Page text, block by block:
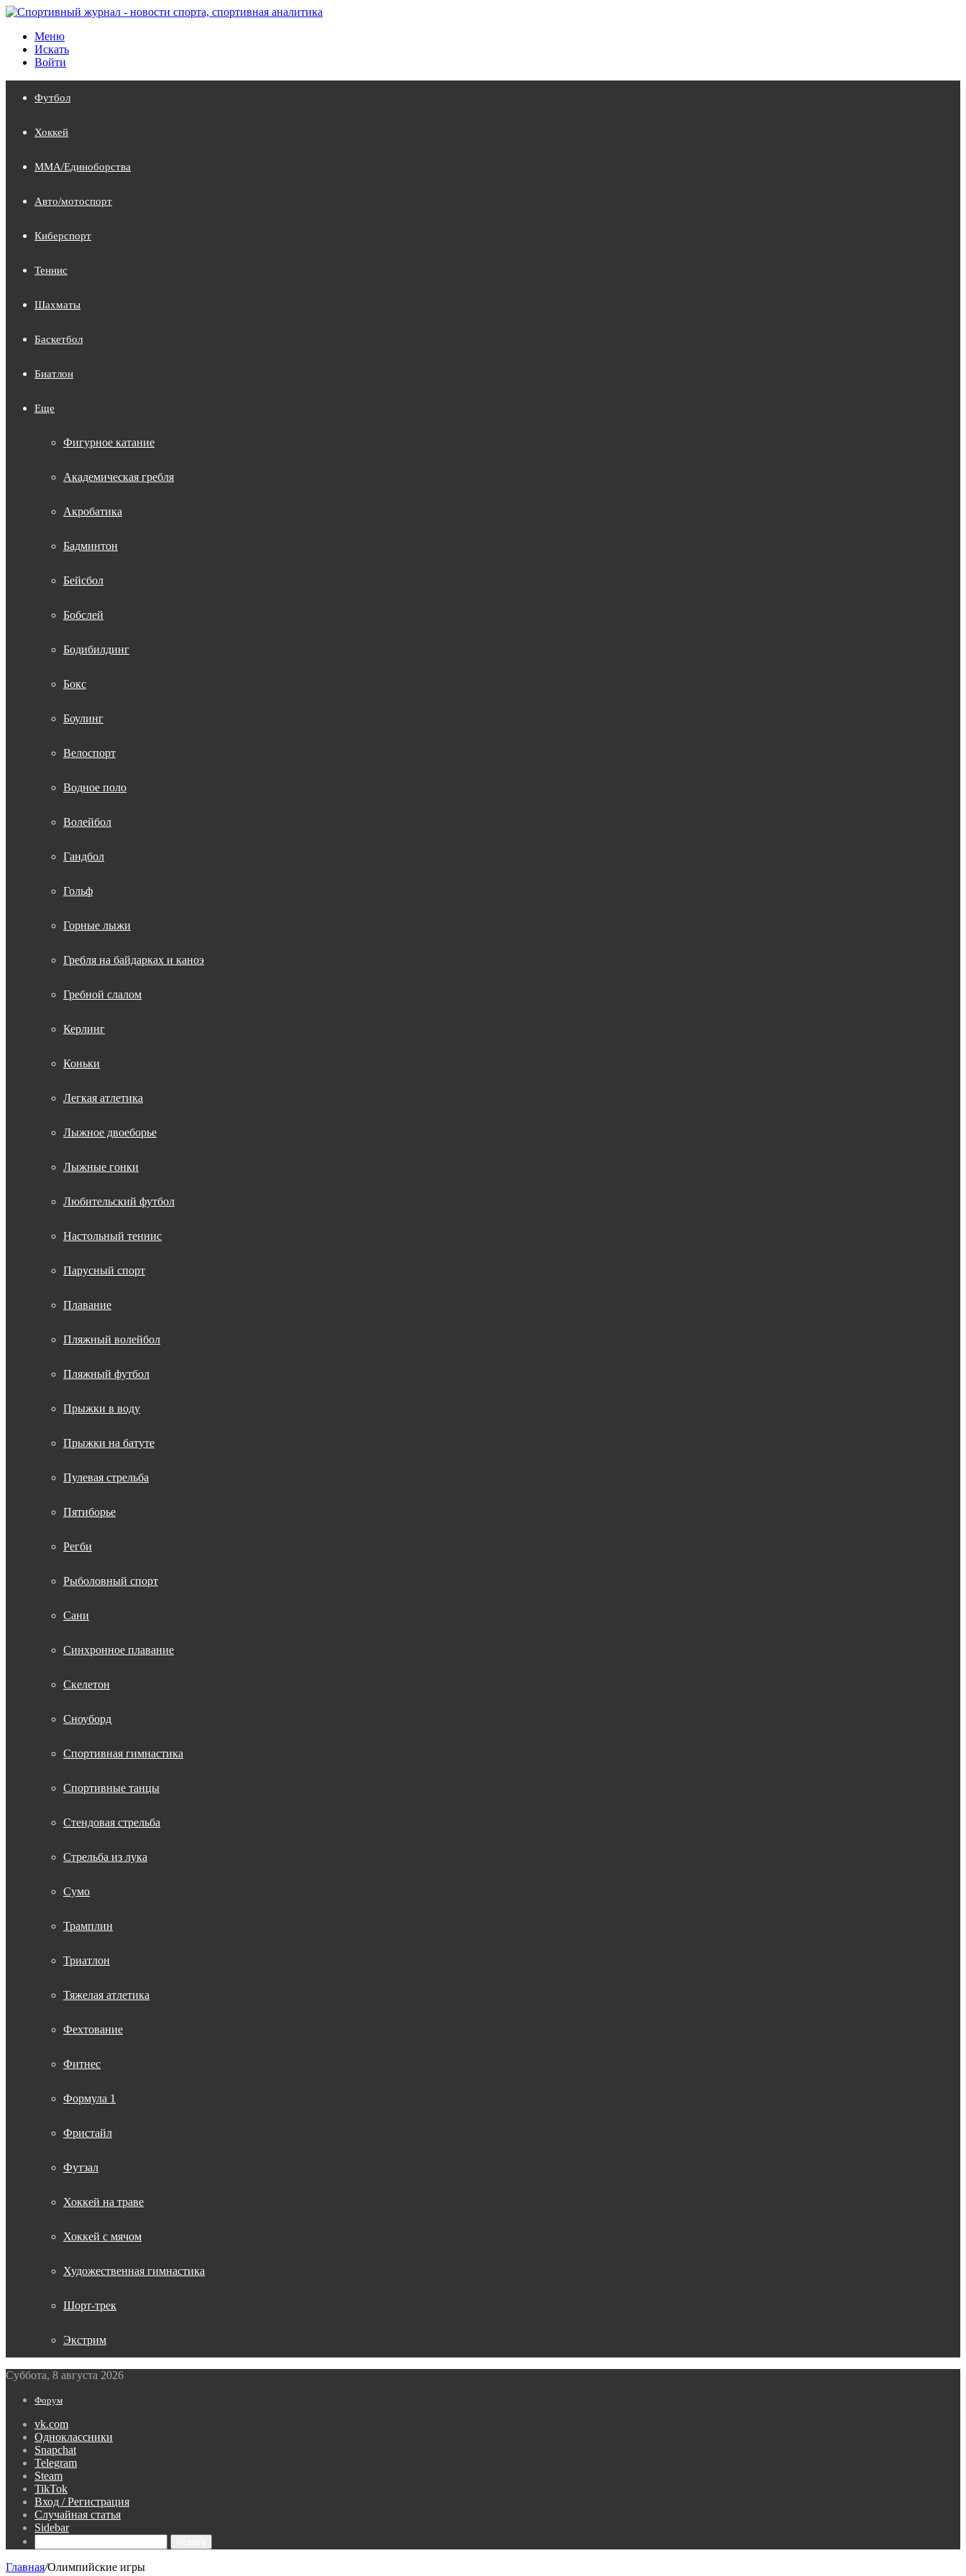
Меню
Искать
Войти
Футбол
Хоккей
MMA/Единоборства
Авто/мотоспорт
Киберспорт
Теннис
Шахматы
Баскетбол
Биатлон
Еще
Фигурное катание
Академическая гребля
Акробатика
Бадминтон
Бейсбол
Бобслей
Бодибилдинг
Бокс
Боулинг
Велоспорт
Водное поло
Волейбол
Гандбол
Гольф
Горные лыжи
Гребля на байдарках и каноэ
Гребной слалом
Керлинг
Коньки
Легкая атлетика
Лыжное двоеборье
Лыжные гонки
Любительский футбол
Настольный теннис
Парусный спорт
Плавание
Пляжный волейбол
Пляжный футбол
Прыжки в воду
Прыжки на батуте
Пулевая стрельба
Пятиборье
Регби
Рыболовный спорт
Сани
Синхронное плавание
Скелетон
Сноуборд
Спортивная гимнастика
Спортивные танцы
Стендовая стрельба
Стрельба из лука
Сумо
Трамплин
Триатлон
Тяжелая атлетика
Фехтование
Фитнес
Формула 1
Фристайл
Футзал
Хоккей на траве
Хоккей с мячом
Художественная гимнастика
Шорт-трек
Экстрим
Суббота, 8 августа 2026
Форум
vk.com
Одноклассники
Snapchat
Telegram
Steam
TikTok
Вход / Регистрация
Случайная статья
Sidebar
Главная/Олимпийские игры